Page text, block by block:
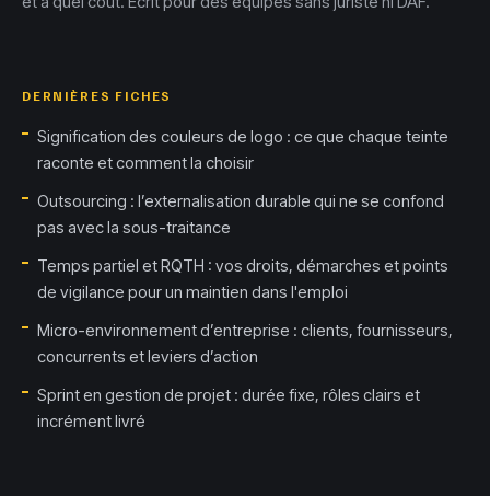
DERNIÈRES FICHES
Signification des couleurs de logo : ce que chaque teinte
raconte et comment la choisir
Outsourcing : l’externalisation durable qui ne se confond
pas avec la sous-traitance
Temps partiel et RQTH : vos droits, démarches et points
de vigilance pour un maintien dans l'emploi
Micro-environnement d’entreprise : clients, fournisseurs,
concurrents et leviers d’action
Sprint en gestion de projet : durée fixe, rôles clairs et
incrément livré